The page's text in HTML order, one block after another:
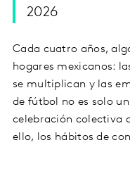
2026
Cada cuatro años,
hogares mexicanos:
se multiplican y las
de fútbol no es solo
celebración colectiva
ello, los hábitos de